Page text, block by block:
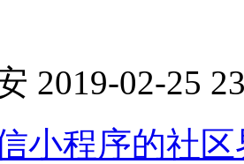
2019-02-25
小程序的社